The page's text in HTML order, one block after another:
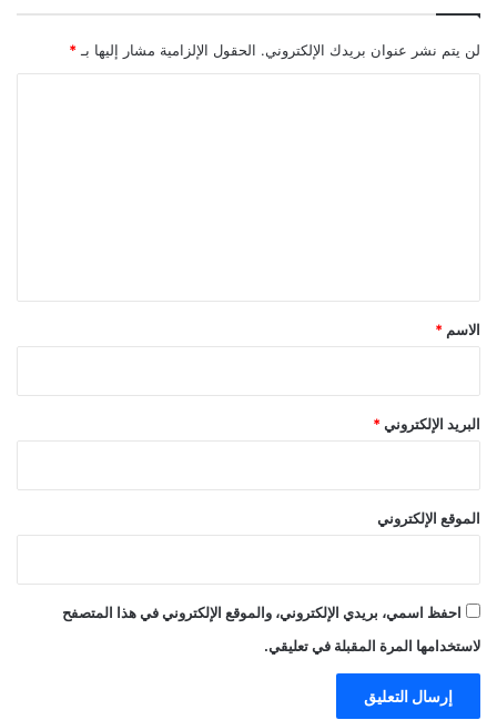
لن يتم نشر عنوان بريدك الإلكتروني. الحقول الإلزامية مشار إليها بـ *
*
الاسم *
البريد الإلكتروني *
الموقع الإلكتروني
احفظ اسمي، بريدي الإلكتروني، والموقع الإلكتروني في هذا المتصفح
لاستخدامها المرة المقبلة في تعليقي.